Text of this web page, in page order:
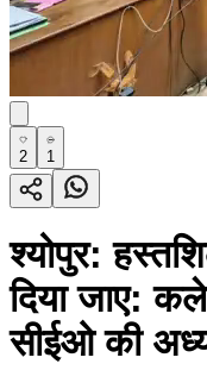
2 1
श्योपुर:
दिया जाए:
सीईओ की